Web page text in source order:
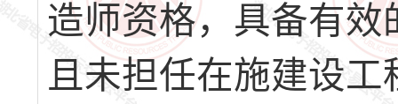
造师资格，具备有
且未担任在施建设